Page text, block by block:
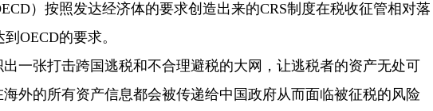
）按照发达经济体的要求创造出来的CRS制度在税收征管相对落
OECD的要求。
张打击跨国逃税和不合理避税的大网，让逃税者的资产无处可
外的所有资产信息都会被传递给中国政府从而面临被征税的风险